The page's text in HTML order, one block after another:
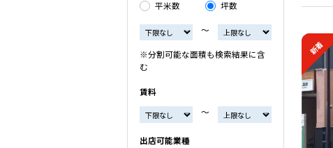
新着
平米数 坪数
〜
※分割可能な面積も検索結果に含
む
賃料
〜
出店可能業種